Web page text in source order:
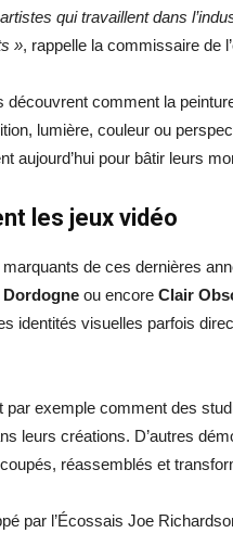
qui travaillent dans
», rappelle la commissaire de
comment la
lumière, couleur ou
aujourd’hui pour bâtir leurs
les jeux vidéo
marquants de ces dernières
Dordogne ou encore Clair
identités visuelles parfois
exemple comment des
leurs créations. D’autres
réassemblés et
par l’Écossais Joe